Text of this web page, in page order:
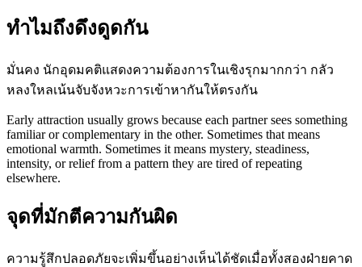
ทำไมถึงดึงดูดกัน
มั่นคง นักอุดมคติแสดงความต้องการในเชิงรุกมากกว่า กลัว
หลงใหลเน้นจับจังหวะการเข้าหากันให้ตรงกัน
Early attraction usually grows because each partner sees something
familiar or complementary in the other. Sometimes that means
emotional warmth. Sometimes it means mystery, steadiness,
intensity, or relief from a pattern they are tired of repeating
elsewhere.
จุดที่มักตีความกันผิด
ความรู้สึกปลอดภัยจะเพิ่มขึ้นอย่างเห็นได้ชัดเมื่อทั้งสองฝ่ายคาด